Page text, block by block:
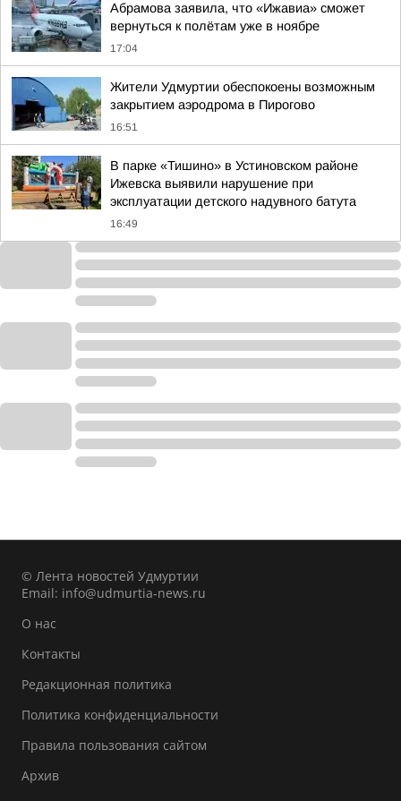
Абрамова заявила, что «Ижавиа» сможет
вернуться к полётам уже в ноябре
17:04
Жители Удмуртии обеспокоены возможным
закрытием аэродрома в Пирогово
16:51
В парке «Тишино» в Устиновском районе
Ижевска выявили нарушение при
эксплуатации детского надувного батута
16:49
© Лента новостей Удмуртии
Email: info@udmurtia-news.ru
О нас
Контакты
Редакционная политика
Политика конфиденциальности
Правила пользования сайтом
Архив